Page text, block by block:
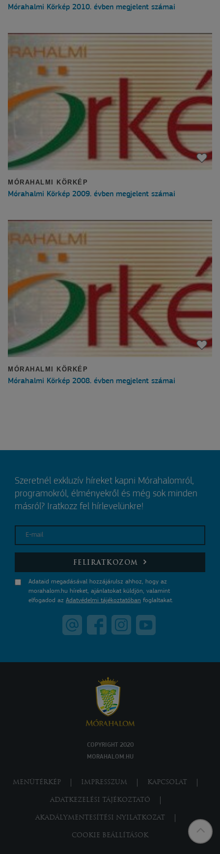
Mórahalmi Körkép 2010. évben megjelent számai
MÓRAHALMI KÖRKÉP
Mórahalmi Körkép 2009. évben megjelent számai
MÓRAHALMI KÖRKÉP
Mórahalmi Körkép 2008. évben megjelent számai
Szeretnél exkluzív híreket kapni Mórahalomról,
programokról, élményekről és még sok minden
másról? Iratkozz fel hírlevelünkre!
E-mail
FELIRATKOZOM
Adataid megadásával hozzájárulsz ahhoz, hogy az
morahalom.hu híreket, ajánlatokat küldjön, valamint
elfogadod az Adatvédelmi tájékoztatóban foglaltakat.
COPYRIGHT 2020
MORAHALOM.HU
MENÜTÉRKÉP IMPRESSZUM KAPCSOLAT
ADATKEZELÉSI TÁJÉKOZTATÓ
AKADÁLYMENTESÍTÉSI NYILATKOZAT
COOKIE BEÁLLÍTÁSOK